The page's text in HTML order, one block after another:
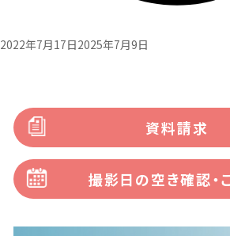
2022年7月17日2025年7月9日
資料請求
撮影日の空き確認・